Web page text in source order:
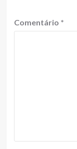
Comentário *